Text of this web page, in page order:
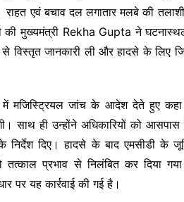
राहत एवं बचाव दल लगातार मलबे की
की मुख्यमंत्री Rekha Gupta ने
विस्तृत जानकारी ली और हादसे के लिए
मजिस्ट्रियल जांच के आदेश देते हुए कहा
साथ ही उन्होंने अधिकारियों को
निर्देश दिए। हादसे के बाद एमसीडी
तत्काल प्रभाव से निलंबित कर दिया
पर यह कार्रवाई की गई है।